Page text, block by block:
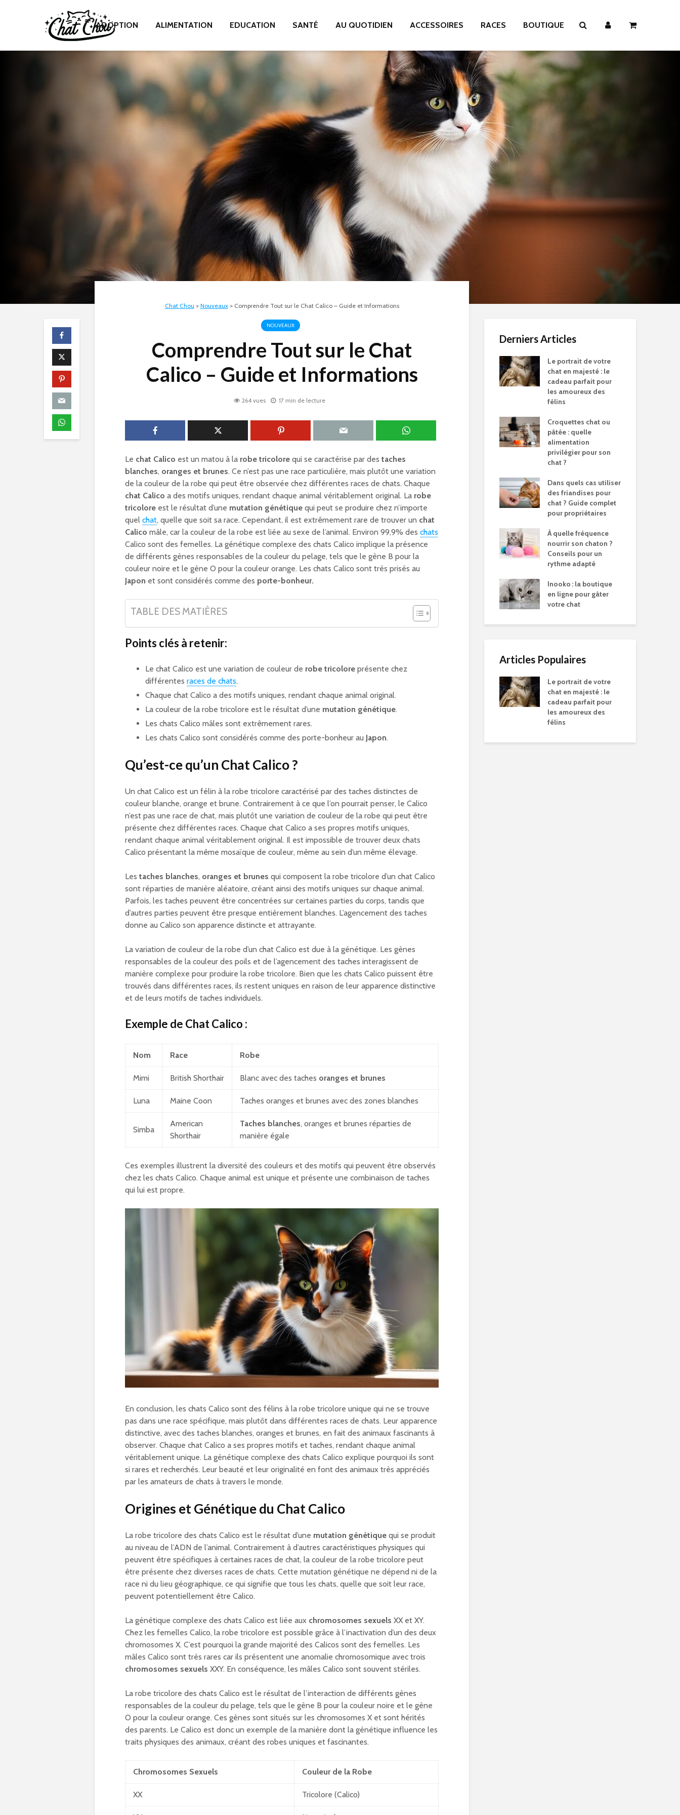
ADOPTION ALIMENTATION EDUCATION SANTÉ AU QUOTIDIEN ACCESSOIRES RACES BOUTIQUE
Chat Chou > Nouveaux> Comprendre Tout sur le Chat Calico – Guide et Informations
NOUVEAUX
Comprendre Tout sur le Chat
Calico – Guide et Informations
264 vues 17 min de lecture
Le chat Calico est un matou à la robe tricolore qui se caractérise par des taches
blanches, oranges et brunes. Ce n’est pas une race particulière, mais plutôt une variation
de la couleur de la robe qui peut être observée chez différentes races de chats. Chaque
chat Calico a des motifs uniques, rendant chaque animal véritablement original. La robe
tricolore est le résultat d’une mutation génétique qui peut se produire chez n’importe
quel chat, quelle que soit sa race. Cependant, il est extrêmement rare de trouver un chat
Calico mâle, car la couleur de la robe est liée au sexe de l’animal. Environ 99,9% des chats
Calico sont des femelles. La génétique complexe des chats Calico implique la présence
de différents gènes responsables de la couleur du pelage, tels que le gène B pour la
couleur noire et le gène O pour la couleur orange. Les chats Calico sont très prisés au
Japon et sont considérés comme des porte-bonheur.
TABLE DES MATIÈRES
Points clés à retenir:
Le chat Calico est une variation de couleur de robe tricolore présente chez
différentes races de chats.
Chaque chat Calico a des motifs uniques, rendant chaque animal original.
La couleur de la robe tricolore est le résultat d’une mutation génétique.
Les chats Calico mâles sont extrêmement rares.
Les chats Calico sont considérés comme des porte-bonheur au Japon.
Qu’est-ce qu’un Chat Calico ?
Un chat Calico est un félin à la robe tricolore caractérisé par des taches distinctes de
couleur blanche, orange et brune. Contrairement à ce que l’on pourrait penser, le Calico
n’est pas une race de chat, mais plutôt une variation de couleur de la robe qui peut être
présente chez différentes races. Chaque chat Calico a ses propres motifs uniques,
rendant chaque animal véritablement original. Il est impossible de trouver deux chats
Calico présentant la même mosaïque de couleur, même au sein d’un même élevage.
Les taches blanches, oranges et brunes qui composent la robe tricolore d’un chat Calico
sont réparties de manière aléatoire, créant ainsi des motifs uniques sur chaque animal.
Parfois, les taches peuvent être concentrées sur certaines parties du corps, tandis que
d’autres parties peuvent être presque entièrement blanches. L’agencement des taches
donne au Calico son apparence distincte et attrayante.
La variation de couleur de la robe d’un chat Calico est due à la génétique. Les gènes
responsables de la couleur des poils et de l’agencement des taches interagissent de
manière complexe pour produire la robe tricolore. Bien que les chats Calico puissent être
trouvés dans différentes races, ils restent uniques en raison de leur apparence distinctive
et de leurs motifs de taches individuels.
Exemple de Chat Calico :
Nom Race Robe
Mimi British Shorthair Blanc avec des taches oranges et brunes
Luna Maine Coon Taches oranges et brunes avec des zones blanches
Simba
American
Shorthair
Taches blanches, oranges et brunes réparties de
manière égale
Ces exemples illustrent la diversité des couleurs et des motifs qui peuvent être observés
chez les chats Calico. Chaque animal est unique et présente une combinaison de taches
qui lui est propre.
En conclusion, les chats Calico sont des félins à la robe tricolore unique qui ne se trouve
pas dans une race spécifique, mais plutôt dans différentes races de chats. Leur apparence
distinctive, avec des taches blanches, oranges et brunes, en fait des animaux fascinants à
observer. Chaque chat Calico a ses propres motifs et taches, rendant chaque animal
véritablement unique. La génétique complexe des chats Calico explique pourquoi ils sont
si rares et recherchés. Leur beauté et leur originalité en font des animaux très appréciés
par les amateurs de chats à travers le monde.
Origines et Génétique du Chat Calico
La robe tricolore des chats Calico est le résultat d’une mutation génétique qui se produit
au niveau de l’ADN de l’animal. Contrairement à d’autres caractéristiques physiques qui
peuvent être spécifiques à certaines races de chat, la couleur de la robe tricolore peut
être présente chez diverses races de chats. Cette mutation génétique ne dépend ni de la
race ni du lieu géographique, ce qui signifie que tous les chats, quelle que soit leur race,
peuvent potentiellement être Calico.
La génétique complexe des chats Calico est liée aux chromosomes sexuels XX et XY.
Chez les femelles Calico, la robe tricolore est possible grâce à l’inactivation d’un des deux
chromosomes X. C’est pourquoi la grande majorité des Calicos sont des femelles. Les
mâles Calico sont très rares car ils présentent une anomalie chromosomique avec trois
chromosomes sexuels XXY. En conséquence, les mâles Calico sont souvent stériles.
La robe tricolore des chats Calico est le résultat de l’interaction de différents gènes
responsables de la couleur du pelage, tels que le gène B pour la couleur noire et le gène
O pour la couleur orange. Ces gènes sont situés sur les chromosomes X et sont hérités
des parents. Le Calico est donc un exemple de la manière dont la génétique influence les
traits physiques des animaux, créant des robes uniques et fascinantes.
Chromosomes Sexuels Couleur de la Robe
XX Tricolore (Calico)
Derniers Articles
Le portrait de votre
chat en majesté : le
cadeau parfait pour
les amoureux des
félins
Croquettes chat ou
pâtée : quelle
alimentation
privilégier pour son
chat ?
Dans quels cas utiliser
des friandises pour
chat ? Guide complet
pour propriétaires
À quelle fréquence
nourrir son chaton ?
Conseils pour un
rythme adapté
Inooko : la boutique
en ligne pour gâter
votre chat
Articles Populaires
Le portrait de votre
chat en majesté : le
cadeau parfait pour
les amoureux des
félins